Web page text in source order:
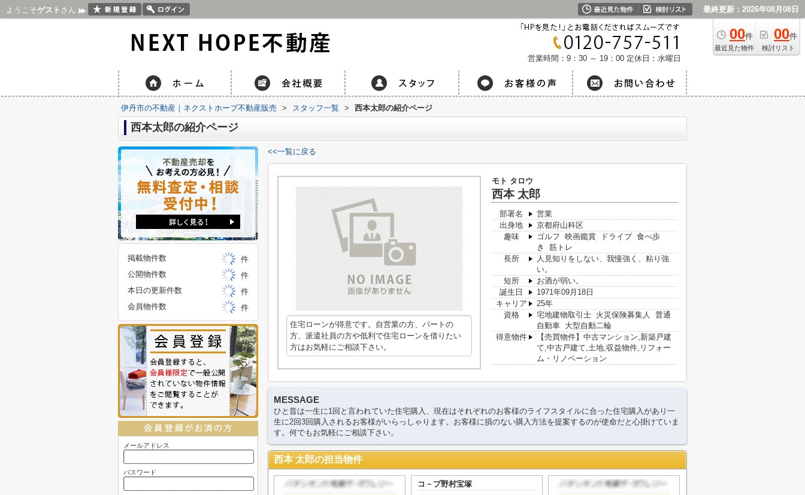
ようこそゲスト さん 最終更新：2026年08月08日
00件
最近見た物件
00件
検討リスト
営業時間：9：30 ～ 19：00 定休日：水曜日
伊丹市の不動産｜ネクストホープ不動産販売 > スタッフ一覧 > 西本太郎の紹介ページ
西本太郎の紹介ページ
<<一覧に戻る
住宅ローンが得意です。自営業の方、パートの
方、派遣社員の方や低利で住宅ローンを借りたい
方はお気軽にご相談下さい。
モト タロウ
西本 太郎
部署名
営業
出身地
京都府山科区
趣味
ゴルフ 映画鑑賞 ドライブ 食べ歩
き 筋トレ
長所
人見知りをしない、我慢強く、粘り強
い。
短所
お酒が弱い。
誕生日
1971年09月18日
キャリア
25年
資格
宅地建物取引士 火災保険募集人 普通
自動車 大型自動二輪
得意物件
【売買物件】中古マンション,新築戸建
て,中古戸建て,土地,収益物件,リフォー
ム・リノベーション
MESSAGE
ひと昔は一生に1回と言われていた住宅購入、現在はそれぞれのお客様のライフスタイルに合った住宅購入があり一
生に2回3回購入されるお客様がいらっしゃります。お客様に損のない購入方法を提案するのが使命だと心掛けていま
す。何でもお気軽にご相談下さい。
西本 太郎の担当物件
コ－プ野村宝塚
掲載物件数
件
公開物件数
件
本日の更新件数
件
会員物件数
件
メールアドレス
パスワード